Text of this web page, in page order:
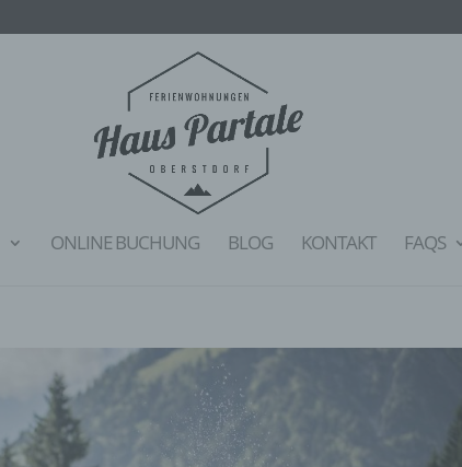
ONLINE BUCHUNG BLOG KONTAKT FAQS